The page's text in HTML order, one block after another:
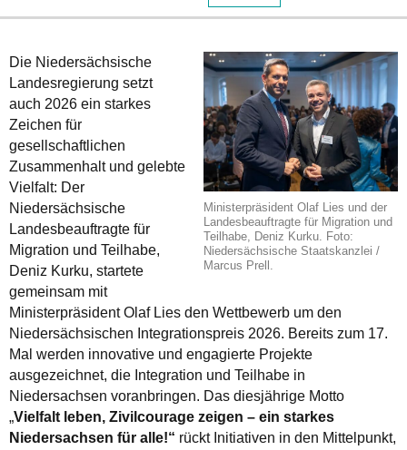
Ministerpräsident Olaf Lies und der
Landesbeauftragte für Migration und
Teilhabe, Deniz Kurku. Foto:
Niedersächsische Staatskanzlei /
Marcus Prell.
Die Niedersächsische
Landesregierung setzt
auch 2026 ein starkes
Zeichen für
gesellschaftlichen
Zusammenhalt und gelebte
Vielfalt: Der
Niedersächsische
Landesbeauftragte für
Migration und Teilhabe,
Deniz Kurku, startete
gemeinsam mit
Ministerpräsident Olaf Lies den Wettbewerb um den
Niedersächsischen Integrationspreis 2026. Bereits zum 17.
Mal werden innovative und engagierte Projekte
ausgezeichnet, die Integration und Teilhabe in
Niedersachsen voranbringen. Das diesjährige Motto
„Vielfalt leben, Zivilcourage zeigen – ein starkes
Niedersachsen für alle!“ rückt Initiativen in den Mittelpunkt,